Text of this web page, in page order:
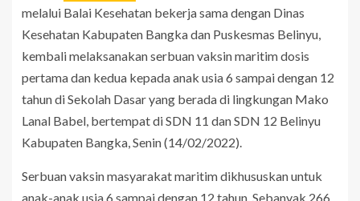
melalui Balai Kesehatan bekerja sama dengan Dinas
Kesehatan Kabupaten Bangka dan Puskesmas Belinyu,
kembali melaksanakan serbuan vaksin maritim dosis
pertama dan kedua kepada anak usia 6 sampai dengan 12
tahun di Sekolah Dasar yang berada di lingkungan Mako
Lanal Babel, bertempat di SDN 11 dan SDN 12 Belinyu
Kabupaten Bangka, Senin (14/02/2022).
Serbuan vaksin masyarakat maritim dikhususkan untuk
anak-anak usia 6 sampai dengan 12 tahun. Sebanyak 266